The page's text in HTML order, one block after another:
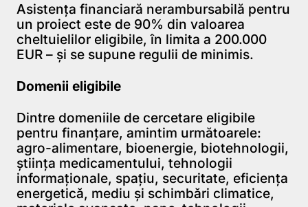
Asistența financiară nerambursabilă pentru
un proiect este de 90% din valoarea
cheltuielilor eligibile, în limita a 200.000
EUR – și se supune regulii de minimis.
Domenii eligibile
Dintre domeniile de cercetare eligibile
pentru finanțare, amintim următoarele:
agro-alimentare, bioenergie, biotehnologii,
știința medicamentului, tehnologii
informaționale, spațiu, securitate, eficiența
energetică, mediu și schimbări climatice,